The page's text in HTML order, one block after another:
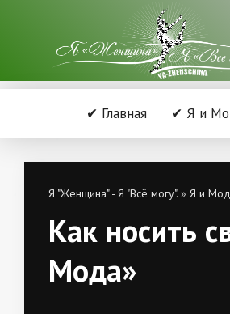
✔ Главная ✔ Я и
Я "Женщина" - Я "Всё могу". » Я и
Как носить
Мода»